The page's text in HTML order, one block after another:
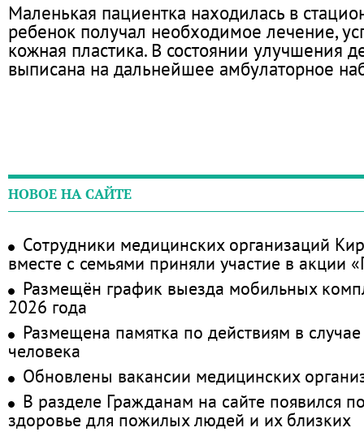
Маленькая пациентка находилась в
ребенок получал необходимое лечение,
кожная пластика. В состоянии улучшения
выписана на дальнейшее амбулаторное
НОВОЕ НА САЙТЕ
Сотрудники медицинских организаций
вместе с семьями приняли участие в акции
Размещён график выезда мобильных
2026 года
Размещена памятка по действиям в
человека
Обновлены вакансии медицинских
В разделе Гражданам на сайте появился
здоровье для пожилых людей и их близких